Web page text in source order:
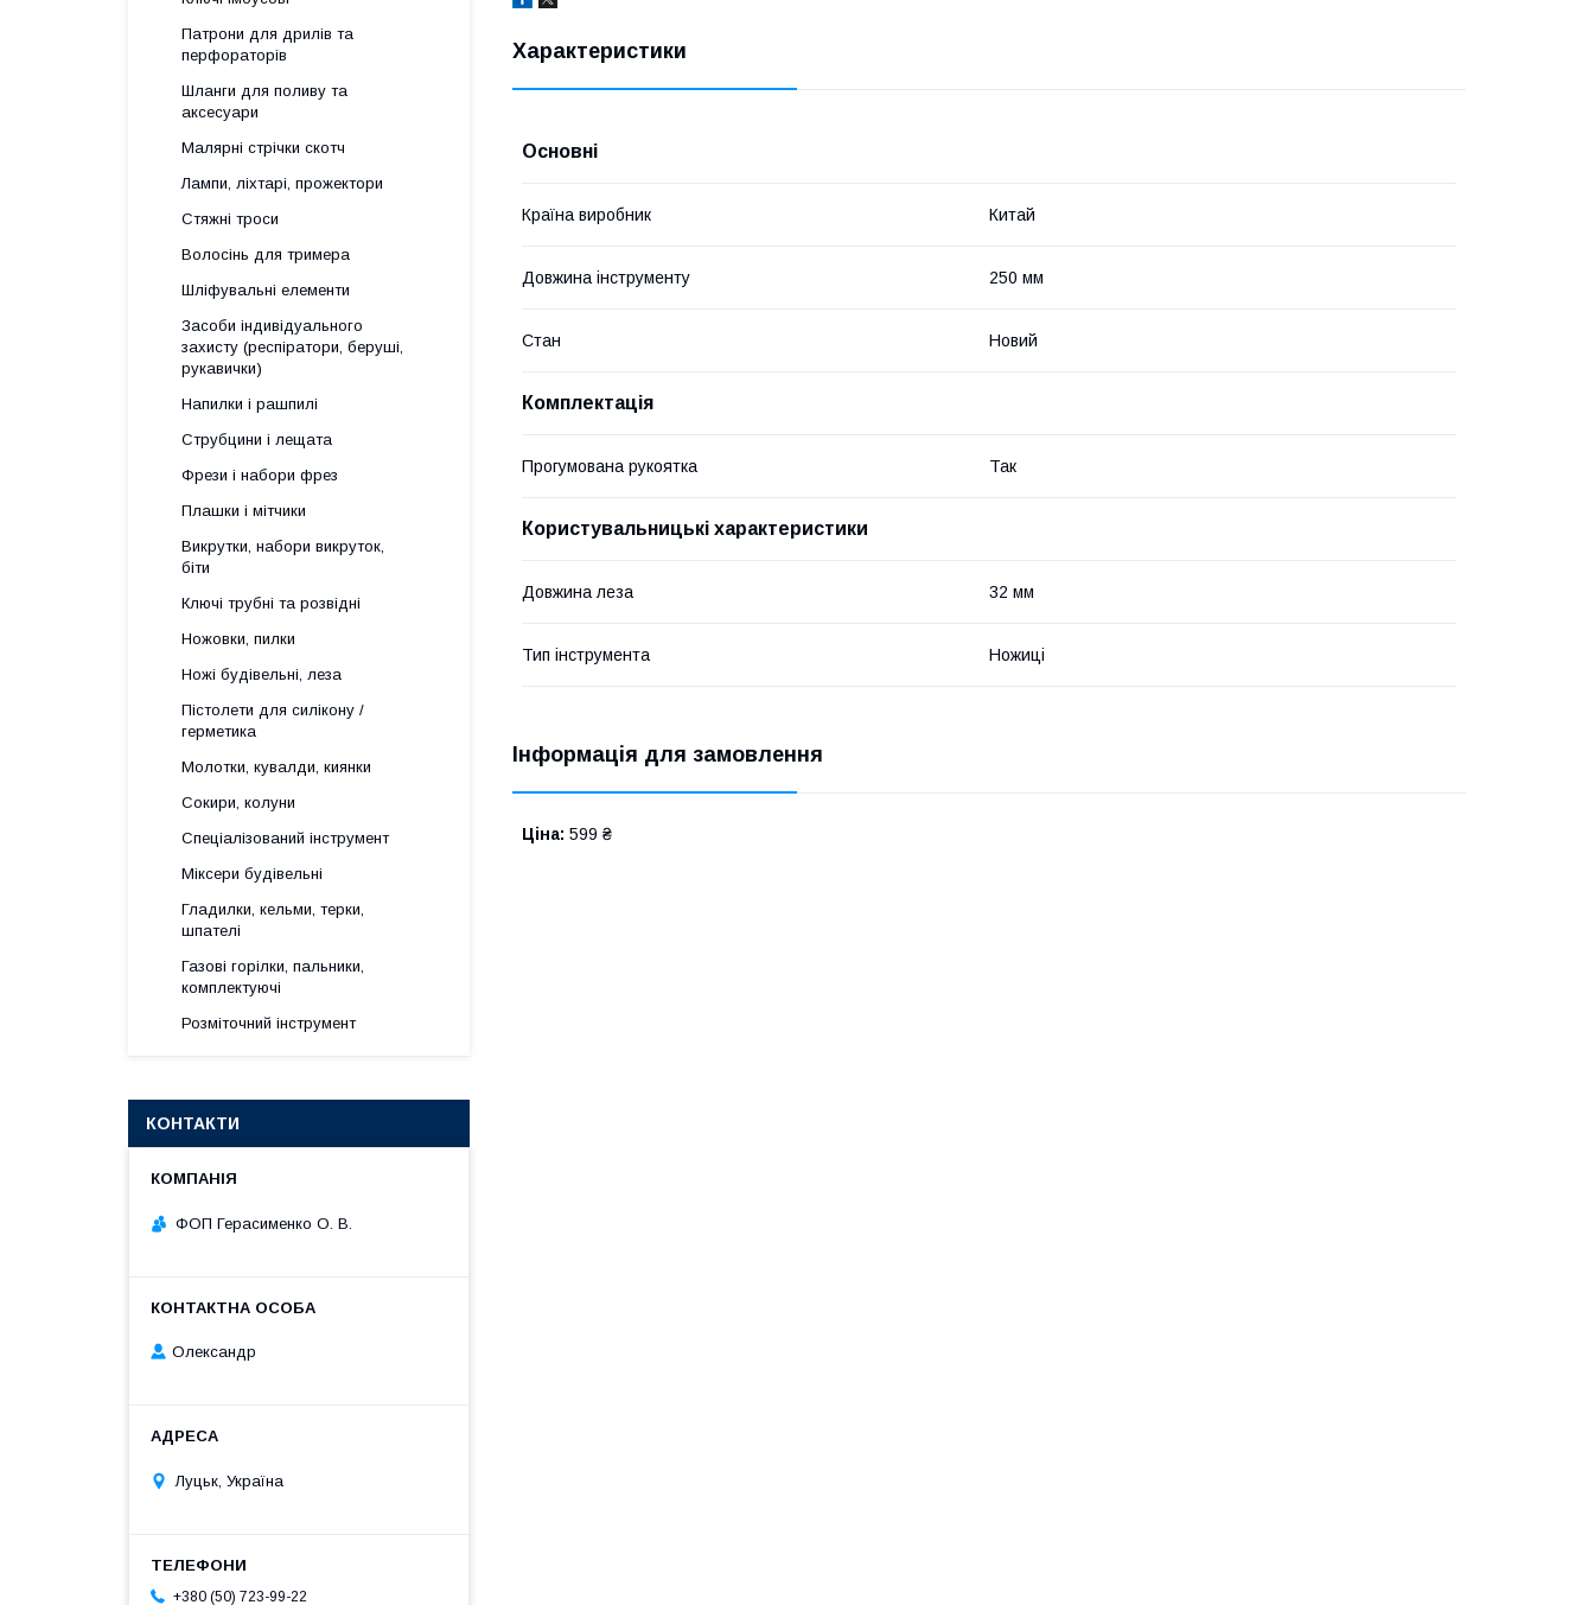
Характеристики
Основні
Країна виробник Китай
Довжина інструменту 250 мм
Стан Новий
Комплектація
Прогумована рукоятка Так
Користувальницькі характеристики
Довжина леза 32 мм
Тип інструмента Ножиці
Інформація для замовлення
Ціна: 599 ₴
Патрони для дрилів та
перфораторів
Шланги для поливу та
аксесуари
Малярні стрічки скотч
Лампи, ліхтарі, прожектори
Стяжні троси
Волосінь для тримера
Шліфувальні елементи
Засоби індивідуального
захисту (респіратори, беруші,
рукавички)
Напилки і рашпилі
Струбцини і лещата
Фрези і набори фрез
Плашки і мітчики
Викрутки, набори викруток,
біти
Ключі трубні та розвідні
Ножовки, пилки
Ножі будівельні, леза
Пістолети для силікону /
герметика
Молотки, кувалди, киянки
Сокири, колуни
Спеціалізований інструмент
Міксери будівельні
Гладилки, кельми, терки,
шпателі
Газові горілки, пальники,
комплектуючі
Розміточний інструмент
КОНТАКТИ
ФОП Герасименко О. В.
Олександр
Луцьк, Україна
+380 (50) 723-99-22